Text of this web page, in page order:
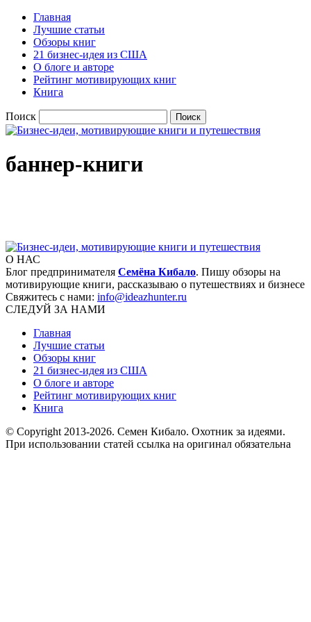
Главная
Лучшие статьи
Обзоры книг
21 бизнес-идея из США
О блоге и авторе
Рейтинг мотивирующих книг
Книга
Поиск
баннер-книги
О НАС
Блог предпринимателя Семёна Кибало. Пишу обзоры на
мотивирующие книги, рассказываю о путешествиях и бизнесе
Свяжитесь с нами: info@ideazhunter.ru
СЛЕДУЙ ЗА НАМИ
Главная
Лучшие статьи
Обзоры книг
21 бизнес-идея из США
О блоге и авторе
Рейтинг мотивирующих книг
Книга
© Copyright 2013-2026. Семен Кибало. Охотник за идеями.
При использовании статей ссылка на оригинал обязательна